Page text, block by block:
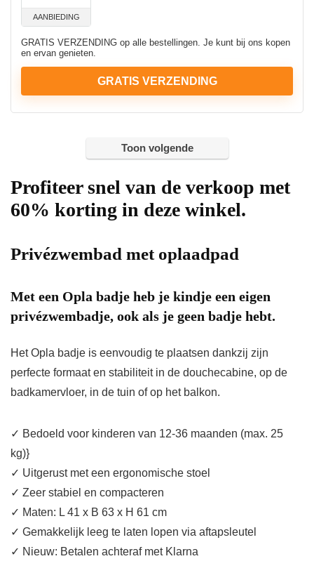
AANBIEDING
GRATIS VERZENDING op alle bestellingen. Je kunt bij ons kopen
en ervan genieten.
GRATIS VERZENDING
Toon volgende
Profiteer snel van de verkoop met
60% korting in deze winkel.
Privézwembad met oplaadpad
Met een Opla badje heb je kindje een eigen
privézwembadje, ook als je geen badje hebt.
Het Opla badje is eenvoudig te plaatsen dankzij zijn
perfecte formaat en stabiliteit in de douchecabine, op de
badkamervloer, in de tuin of op het balkon.
✓ Bedoeld voor kinderen van 12-36 maanden (max. 25
kg)}
✓ Uitgerust met een ergonomische stoel
✓ Zeer stabiel en compacteren
✓ Maten: L 41 x B 63 x H 61 cm
✓ Gemakkelijk leeg te laten lopen via aftapsleutel
✓ Nieuw: Betalen achteraf met Klarna